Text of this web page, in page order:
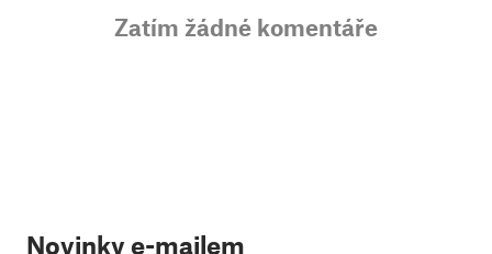
Zatím žádné komentáře
Novinky e-mailem